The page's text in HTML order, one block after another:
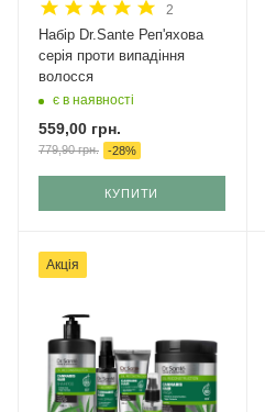
2
Набір Dr.Sante Реп'яхова
серія проти випадіння
волосся
є в наявності
559,00 грн.
779,90грн. -28%
КУПИТИ
Акція